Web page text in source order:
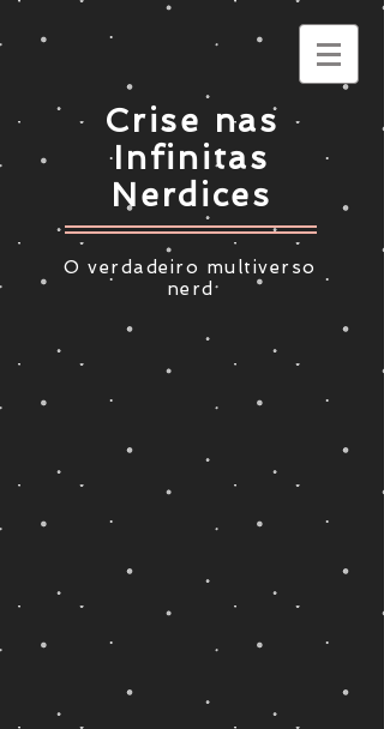
Crise nas
Infinitas
Nerdices
O verdadeiro multiverso
nerd